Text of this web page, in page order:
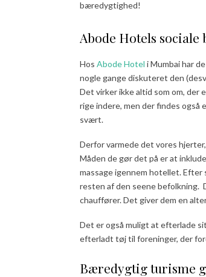
bæredygtighed!
Abode Hotels
Hos Abode Hotel i Mumbai har
nogle gange diskuteret den
Det virker ikke altid som om, der
rige indere, men der findes også
svært.
Derfor varmede det vores
Måden de gør det på er at
massage igennem hotellet. Efter
resten af den seene befolkning.
chauffører. Det giver dem en
Det er også muligt at efterlade
efterladt tøj til foreninger, der
Bæredygtig turisme